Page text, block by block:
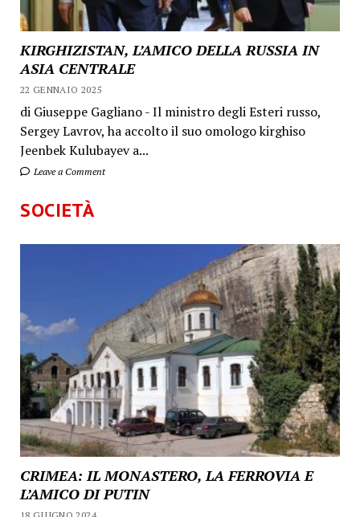
KIRGHIZISTAN, L’AMICO DELLA RUSSIA IN
ASIA CENTRALE
22 GENNAIO 2025
di Giuseppe Gagliano - Il ministro degli Esteri russo,
Sergey Lavrov, ha accolto il suo omologo kirghiso
Jeenbek Kulubayev a...
Leave a Comment
SOCIETÀ
CRIMEA: IL MONASTERO, LA FERROVIA E
L’AMICO DI PUTIN